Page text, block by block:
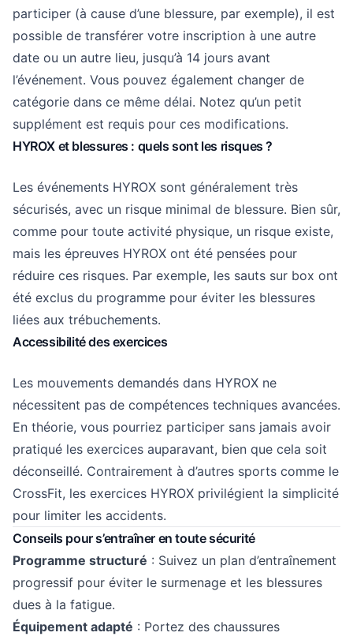
participer (à cause d’une blessure, par exemple), il est
possible de transférer votre inscription à une autre
date ou un autre lieu, jusqu’à 14 jours avant
l’événement. Vous pouvez également changer de
catégorie dans ce même délai. Notez qu’un petit
supplément est requis pour ces modifications.
HYROX et blessures : quels sont les risques ?
Les événements HYROX sont généralement très
sécurisés, avec un risque minimal de blessure. Bien sûr,
comme pour toute activité physique, un risque existe,
mais les épreuves HYROX ont été pensées pour
réduire ces risques. Par exemple, les sauts sur box ont
été exclus du programme pour éviter les blessures
liées aux trébuchements.
Accessibilité des exercices
Les mouvements demandés dans HYROX ne
nécessitent pas de compétences techniques avancées.
En théorie, vous pourriez participer sans jamais avoir
pratiqué les exercices auparavant, bien que cela soit
déconseillé. Contrairement à d’autres sports comme le
CrossFit, les exercices HYROX privilégient la simplicité
pour limiter les accidents.
Conseils pour s’entraîner en toute sécurité
Programme structuré : Suivez un plan d’entraînement
progressif pour éviter le surmenage et les blessures
dues à la fatigue.
Équipement adapté : Portez des chaussures